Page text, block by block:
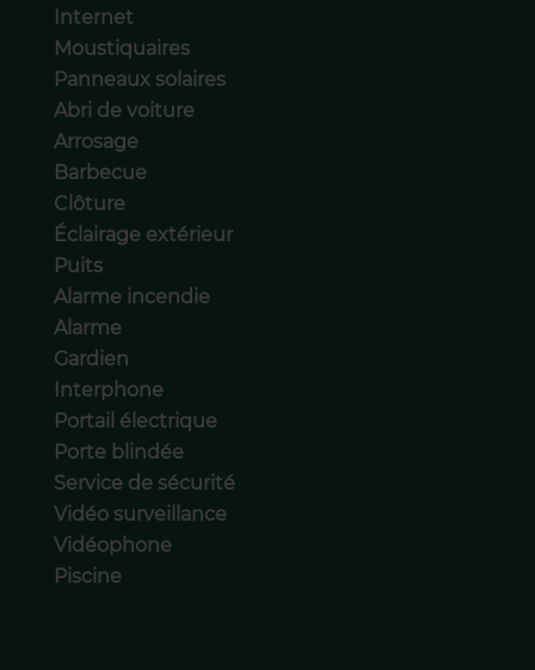
Internet
Moustiquaires
Panneaux solaires
Abri de voiture
Arrosage
Barbecue
Clôture
Éclairage extérieur
Puits
Alarme incendie
Alarme
Gardien
Interphone
Portail électrique
Porte blindée
Service de sécurité
Vidéo surveillance
Vidéophone
Piscine